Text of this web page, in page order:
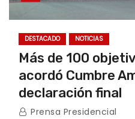
DESTACADO NOTICIAS
Más de 100
acordó Cumbre
declaración final
Prensa Presidencial